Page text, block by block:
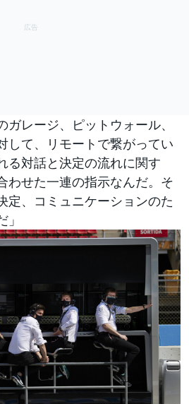
ガレージ、ピットウォール、
して、リモートで繋がってい
る対話と決定の流れに関す
わせた一連の指示なんだ。そ
定、コミュニケーションのた